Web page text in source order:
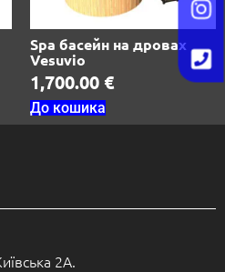
Spa басейн на дровах
Vesuvio
1,700.00 €
До кошика
2А.